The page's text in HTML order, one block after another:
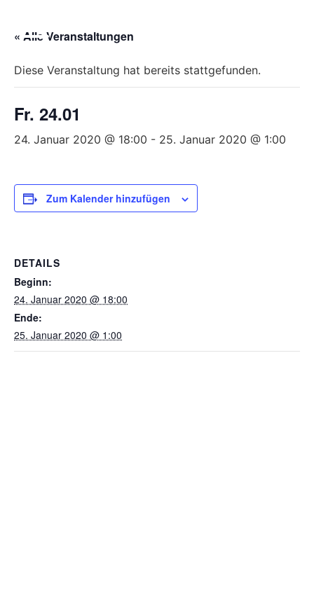
Sie,
diese
ein
verwendet.
« Alle Veranstaltungen
Diese Veranstaltung hat bereits stattgefunden.
Fr. 24.01
24. Januar 2020 @ 18:00 - 25. Januar 2020 @ 1:00
Zum Kalender hinzufügen
DETAILS
Beginn:
24. Januar 2020 @ 18:00
Ende:
25. Januar 2020 @ 1:00